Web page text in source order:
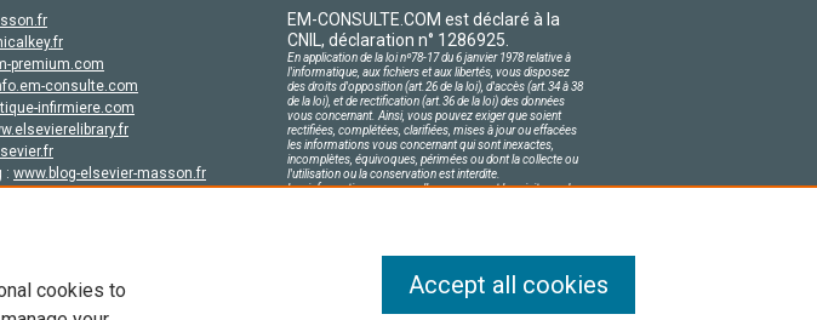
premium.com
consulte.com
infirmiere.com
: www.blog-elsevier-masson.fr
EM-CONSULTE.COM est déclaré à la
CNIL, déclaration n° 1286925.
En application de la loi nº78-17 du 6 janvier 1978 relative à
l'informatique, aux fichiers et aux libertés, vous disposez
des droits d'opposition (art.26 de la loi), d'accès (art.34 à 38
de la loi), et de rectification (art.36 de la loi) des données
vous concernant. Ainsi, vous pouvez exiger que soient
rectifiées, complétées, clarifiées, mises à jour ou effacées
les informations vous concernant qui sont inexactes,
incomplètes, équivoques, périmées ou dont la collecte ou
l'utilisation ou la conservation est interdite.
Les informations personnelles concernant les visiteurs de
cookies to
Accept all cookies